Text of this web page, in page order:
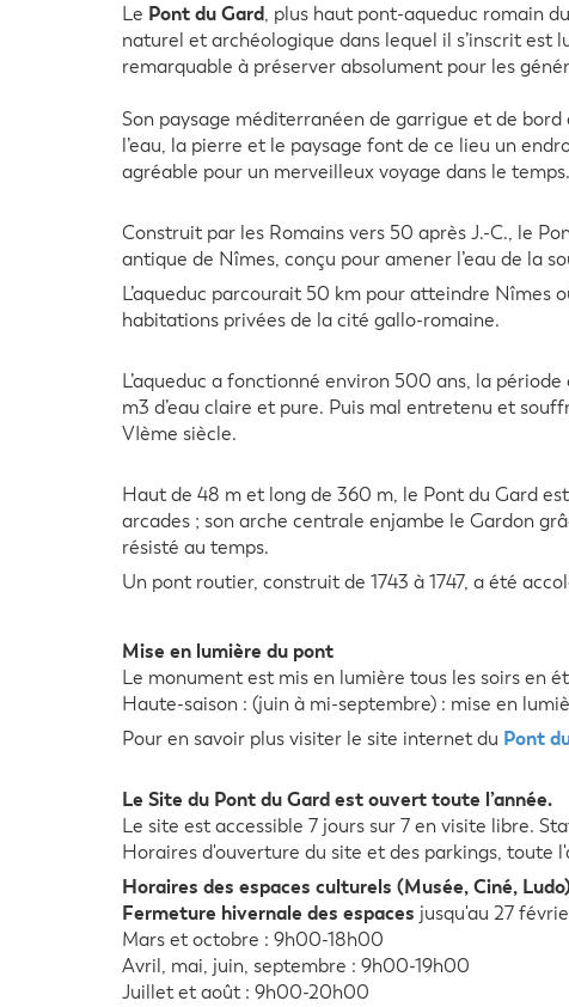
Le Pont du Gard, plus haut pont-aqueduc romain
naturel et archéologique dans lequel il s’inscrit est
remarquable à préserver absolument pour les
Son paysage méditerranéen de garrigue et de
l’eau, la pierre et le paysage font de ce lieu un
agréable pour un merveilleux voyage dans le temps.
Construit par les Romains vers 50 après J.-C., le
antique de Nîmes, conçu pour amener l’eau de la
L’aqueduc parcourait 50 km pour atteindre Nîmes
habitations privées de la cité gallo-romaine.
L’aqueduc a fonctionné environ 500 ans, la
m3 d’eau claire et pure. Puis mal entretenu et
VIème siècle.
Haut de 48 m et long de 360 m, le Pont du Gard
arcades ; son arche centrale enjambe le Gardon
résisté au temps.
Un pont routier, construit de 1743 à 1747, a été
Mise en lumière du pont
Le monument est mis en lumière tous les soirs en
Haute-saison : (juin à mi-septembre) : mise en
Pour en savoir plus visiter le site internet du Pont
Le Site du Pont du Gard est ouvert toute l’année.
Le site est accessible 7 jours sur 7 en visite libre.
Horaires d'ouverture du site et des parkings,
Horaires des espaces culturels (Musée, Ciné,
Fermeture hivernale des espaces jusqu'au 27
Mars et octobre : 9h00-18h00
Avril, mai, juin, septembre : 9h00-19h00
Juillet et août : 9h00-20h00